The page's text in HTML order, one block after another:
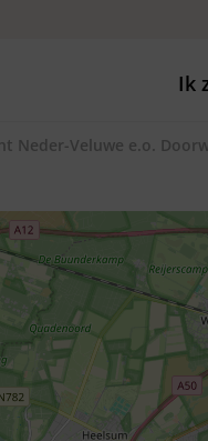
Ik
Neder-Veluwe e.o.